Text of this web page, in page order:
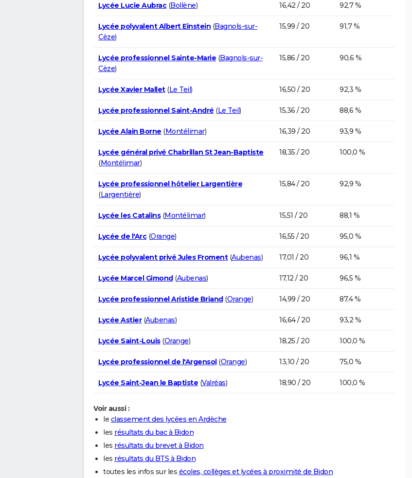
Lycée Lucie Aubrac(Bollène) 16,42 / 20 92,7 %
Lycée polyvalent Albert Einstein (Bagnols-sur-
Cèze)
15,99 / 20 91,7 %
Lycée professionnel Sainte-Marie (Bagnols-sur-
Cèze)
15,86 / 20 90,6 %
Lycée Xavier Mallet(Le Teil) 16,50 / 20 92,3 %
Lycée professionnel Saint-André (Le Teil) 15,36 / 20 88,6 %
Lycée Alain Borne (Montélimar) 16,39 / 20 93,9 %
Lycée général privé Chabrillan St Jean-Baptiste
(Montélimar)
18,35 / 20 100,0 %
Lycée professionnel hôtelier Largentière
(Largentière)
15,84 / 20 92,9 %
Lycée les Catalins(Montélimar) 15,51 / 20 88,1 %
Lycée de l'Arc(Orange) 16,55 / 20 95,0 %
Lycée polyvalent privé Jules Froment(Aubenas) 17,01 / 20 96,1 %
Lycée Marcel Gimond(Aubenas) 17,12 / 20 96,5 %
Lycée professionnel Aristide Briand(Orange) 14,99 / 20 87,4 %
Lycée Astier(Aubenas) 16,64 / 20 93,2 %
Lycée Saint-Louis(Orange) 18,25 / 20 100,0 %
Lycée professionnel de l'Argensol(Orange) 13,10 / 20 75,0 %
Lycée Saint-Jean le Baptiste (Valréas) 18,90 / 20 100,0 %
Voir aussi :
le classement des lycées en Ardèche
les résultats du bac à Bidon
les résultats du brevet à Bidon
les résultats du BTS à Bidon
toutes les infos sur les écoles, collèges et lycées à proximité de Bidon